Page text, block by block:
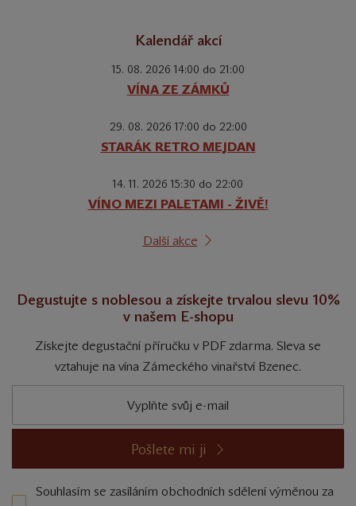
Kalendář akcí
15. 08. 2026 14:00 do 21:00
VÍNA ZE ZÁMKŮ
29. 08. 2026 17:00 do 22:00
STARÁK RETRO MEJDAN
14. 11. 2026 15:30 do 22:00
VÍNO MEZI PALETAMI - ŽIVĚ!
Další akce
Degustujte s noblesou a získejte trvalou slevu 10%
v našem E-shopu
Získejte degustační příručku v PDF zdarma. Sleva se
vztahuje na vína Zámeckého vinařství Bzenec.
Pošlete mi ji
Souhlasím se zasíláním obchodních sdělení výměnou za